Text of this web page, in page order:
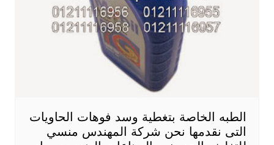
الطبه الخاصة بتغطية وسد فوهات الحاويات
التى نقدمها نحن شركة المهندس منسي